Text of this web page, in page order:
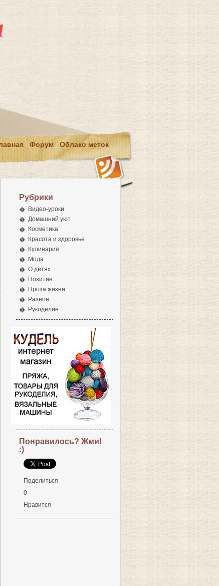
Форум Облако меток
Рубрики
Видео-уроки
Домашний уют
Косметика
Красота и здоровье
Кулинария
Мода
О детях
Позитив
Проза жизни
Разное
Рукоделие
Понравилось? Жми!
:)
Поделиться
0
Нравится